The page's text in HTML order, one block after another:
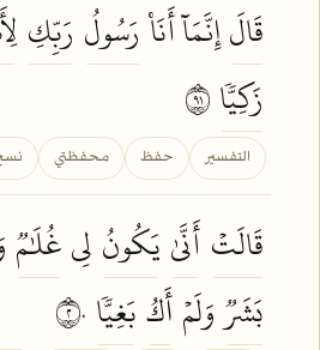
قَالَإِنَّمَآ أَنَا۠رَسُولُ رَبِّكِ
زَكِيّٗا
التفسير حفظ محفظتي
قَالَتۡ أَنَّىٰ يَكُونُ لِيغُلَٰمٞ
بَشَرٞ وَلَمۡأَكُبَغِيّٗا